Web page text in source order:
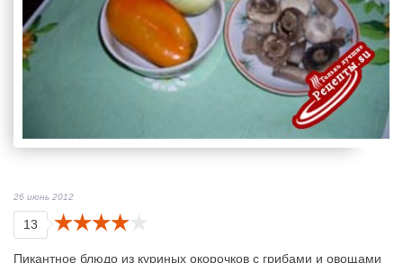
26 июнь 2012
13
Пикантное блюдо из куриных окорочков с грибами и овощами